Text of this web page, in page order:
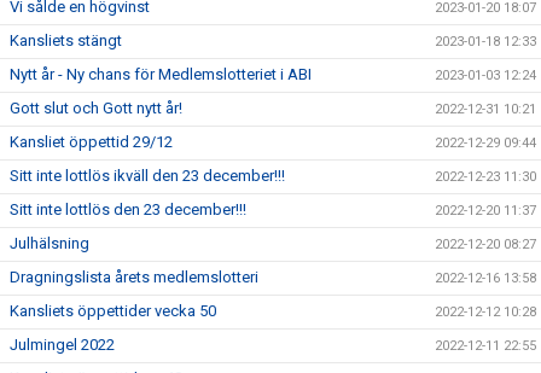
Vi sålde en högvinst 2023-01-20 18:07
Kansliets stängt 2023-01-18 12:33
Nytt år - Ny chans för Medlemslotteriet i ABI 2023-01-03 12:24
Gott slut och Gott nytt år! 2022-12-31 10:21
Kansliet öppettid 29/12 2022-12-29 09:44
Sitt inte lottlös ikväll den 23 december!!! 2022-12-23 11:30
Sitt inte lottlös den 23 december!!! 2022-12-20 11:37
Julhälsning 2022-12-20 08:27
Dragningslista årets medlemslotteri 2022-12-16 13:58
Kansliets öppettider vecka 50 2022-12-12 10:28
Julmingel 2022 2022-12-11 22:55